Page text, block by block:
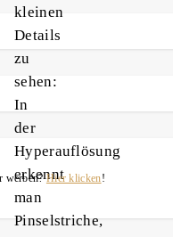
kleinen
Details
zu
sehen:
In
der
Hyperauflösung
erkennt
man
Pinselstriche,
werben?Hier klicken!